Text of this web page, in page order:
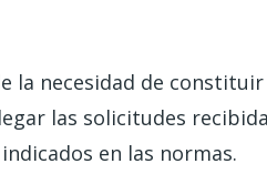
la necesidad de
las solicitudes
en las normas.